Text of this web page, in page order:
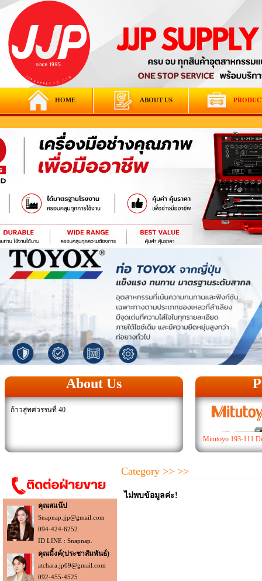
HOME ABOUT US
About Us
ก้าวสู่ทศวรรษที่ 40
Mitutoyo 193-111
คุณสแน๊ป
Snapnap.jjp@gmail.com
094-424-6252
ID LINE : Snapnap.
คุณมิ้งค์(ประชาสัมพันธ์)
atchara.jp09@gmail.com
092-455-4525
Category >> >>
ไม่พบข้อมูลค่ะ!